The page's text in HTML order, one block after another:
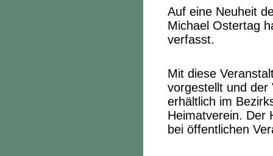
Auf eine Neuheit
Michael Ostertag
verfasst.
Mit diese
vorgestellt und der
erhältlich im
Heimatverein. Der
bei öffentlichen